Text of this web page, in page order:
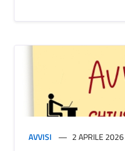
AVVISI 2 APRILE 2026